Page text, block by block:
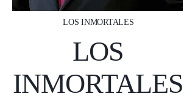
LOS INMORTALES
LOS
INMORTALES